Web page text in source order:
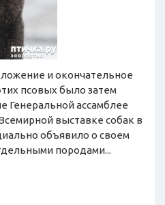
и окончательное
псовых было затем
Генеральной ассамблее
выставке собак в
объявило о своем
породами...